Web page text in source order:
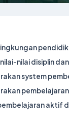
nilai disiplin
system
aktif